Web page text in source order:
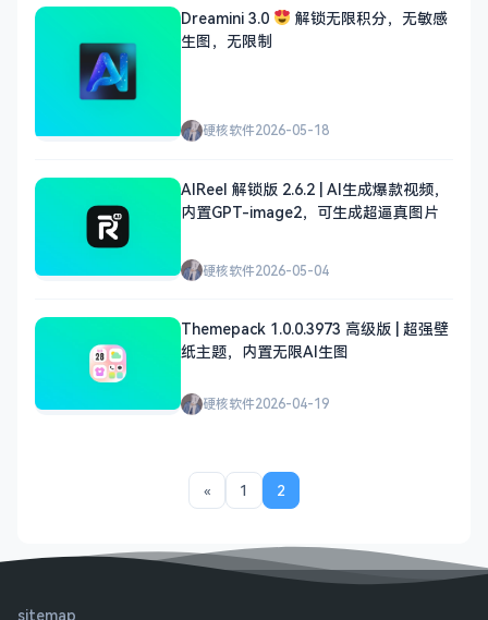
Dreamini 3.0
解锁无限积分，无敏感
生图，无限制
硬核软件2026-05-18
AIReel 解锁版 2.6.2 | AI生成爆款视频，
内置GPT-image2，可生成超逼真图片
硬核软件2026-05-04
Themepack 1.0.0.3973 高级版 | 超强壁
纸主题，内置无限AI生图
硬核软件2026-04-19
« 1 2
sitemap